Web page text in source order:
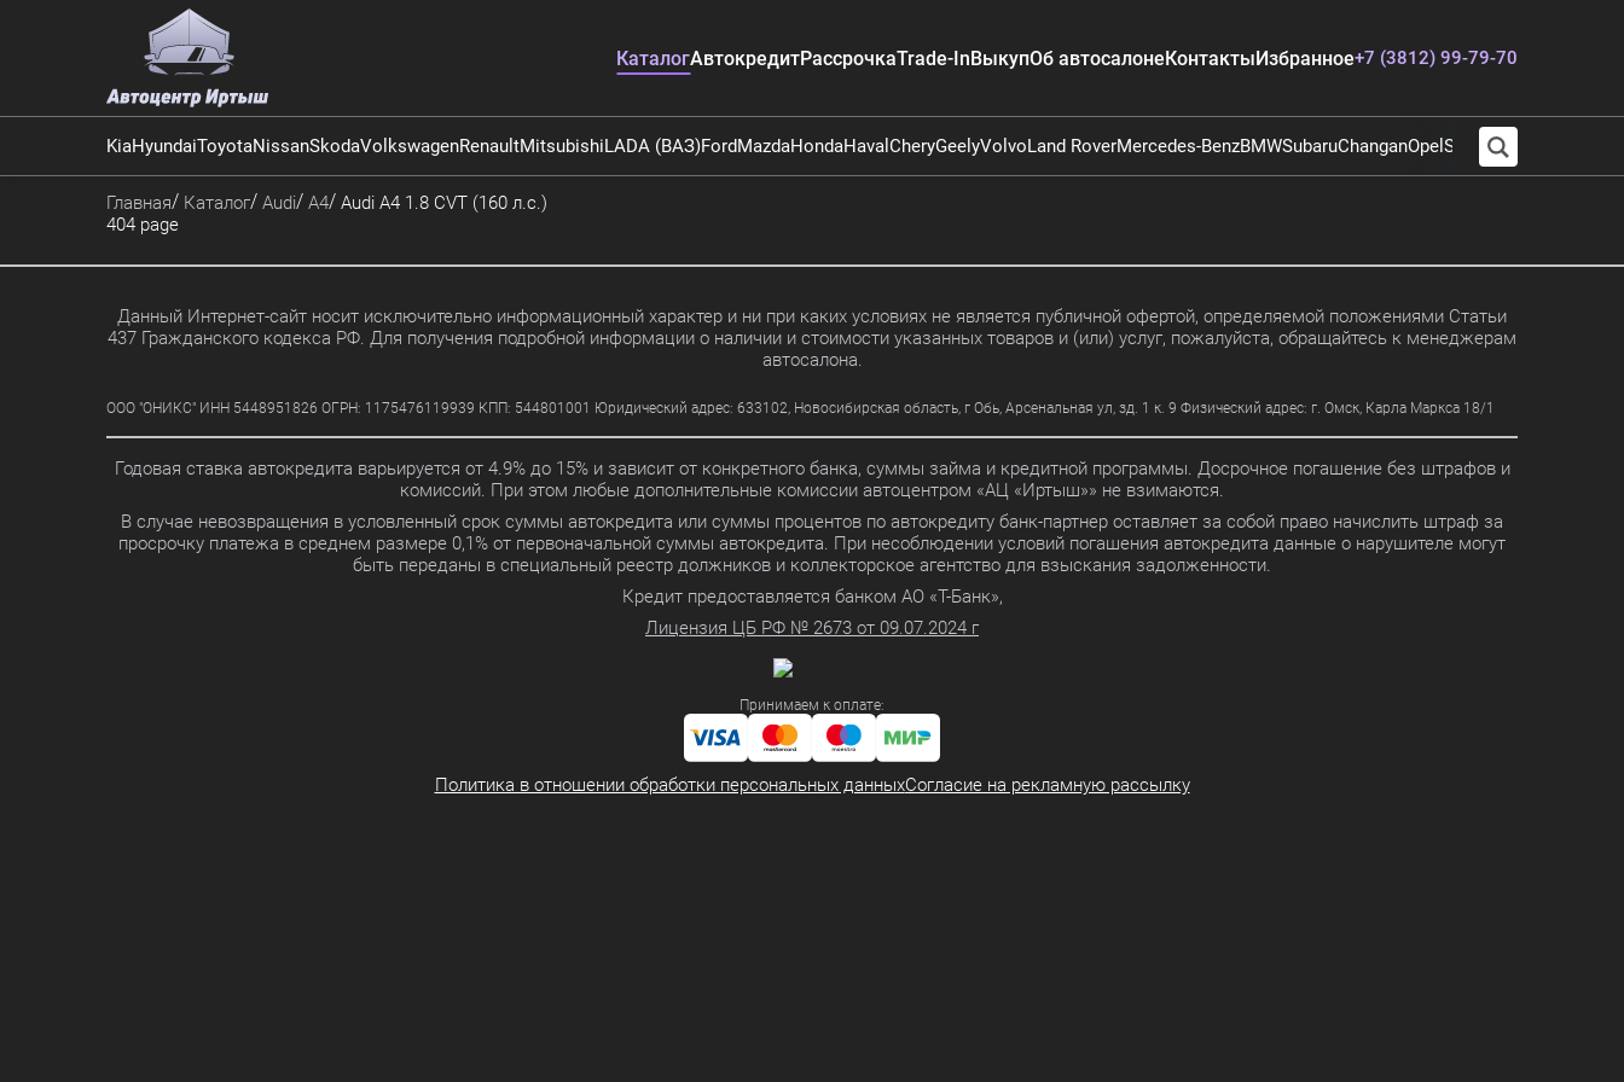
КаталогАвтокредитРассрочкаTrade-InВыкупОб автосалонеКонтактыИзбранное+7 (3812) 99-79-70
KiaHyundaiToyotaNissanSkodaVolkswagenRenaultMitsubishiLADA (ВАЗ)FordMazdaHondaHaval CheryGeelyVolvoLand RoverMercedes-BenzBMWSubaruChanganOpel SuzukiAudi
Главная Каталог Audi A4 Audi A4 1.8 CVT (160 л.с.)
404 page
Данный Интернет-сайт носит исключительно информационный характер и ни при каких условиях не является публичной офертой, определяемой положениями Статьи
437 Гражданского кодекса РФ. Для получения подробной информации о наличии и стоимости указанных товаров и (или) услуг, пожалуйста, обращайтесь к менеджерам
автосалона.
ООО "ОНИКС" ИНН 5448951826 ОГРН: 1175476119939 КПП: 544801001 Юридический адрес: 633102, Новосибирская область, г Обь, Арсенальная ул, зд. 1 к. 9 Физический адрес: г. Омск, Карла Маркса 18/1
Годовая ставка автокредита варьируется от 4.9% до 15% и зависит от конкретного банка, суммы займа и кредитной программы. Досрочное погашение без штрафов и
комиссий. При этом любые дополнительные комиссии автоцентром «АЦ «Иртыш»» не взимаются.
В случае невозвращения в условленный срок суммы автокредита или суммы процентов по автокредиту банк-партнер оставляет за собой право начислить штраф за
просрочку платежа в среднем размере 0,1% от первоначальной суммы автокредита. При несоблюдении условий погашения автокредита данные о нарушителе могут
быть переданы в специальный реестр должников и коллекторское агентство для взыскания задолженности.
Кредит предоставляется банком АО «Т-Банк»,
Лицензия ЦБ РФ № 2673 от 09.07.2024 г
Принимаем к оплате:
Политика в отношении обработки персональных данныхСогласие на рекламную рассылку